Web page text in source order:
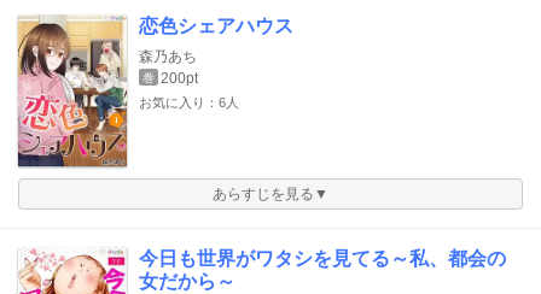
恋色シェアハウス
森乃あち
巻 200pt
お気に入り：6人
あらすじを見る▼
今日も世界がワタシを見てる～私、都会の
女だから～